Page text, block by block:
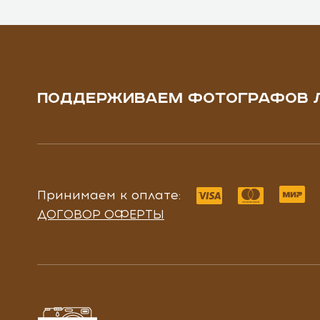
ПОДДЕРЖИВАЕМ ФОТОГРАФОВ
Принимаем к оплате:
ДОГОВОР ОФЕРТЫ